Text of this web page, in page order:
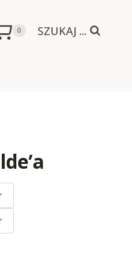
0 SZUKAJ ...